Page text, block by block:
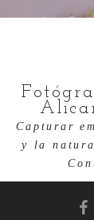
Capturar
y la